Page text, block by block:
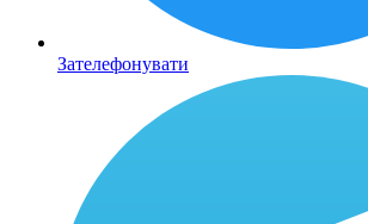
Зателефонувати